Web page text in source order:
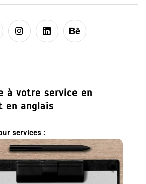
à votre service en
en anglais
services :